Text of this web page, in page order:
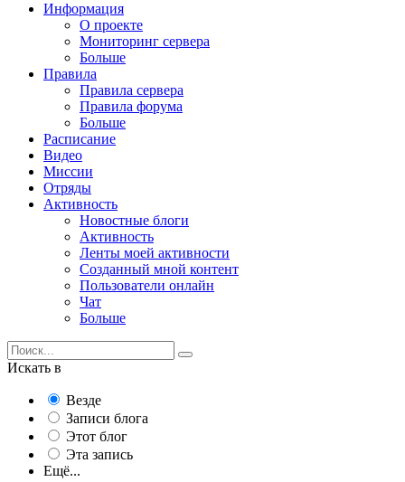
Информация
О проекте
Мониторинг сервера
Больше
Правила
Правила сервера
Правила форума
Больше
Расписание
Видео
Миссии
Отряды
Активность
Новостные блоги
Активность
Ленты моей активности
Созданный мной контент
Пользователи онлайн
Чат
Больше
Искать в
Везде
Записи блога
Этот блог
Эта запись
Ещё...